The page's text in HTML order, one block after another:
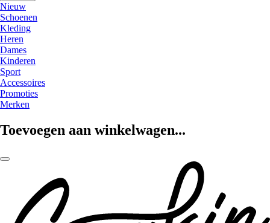
Nieuw
Schoenen
Kleding
Heren
Dames
Kinderen
Sport
Accessoires
Promoties
Merken
Toevoegen aan winkelwagen...